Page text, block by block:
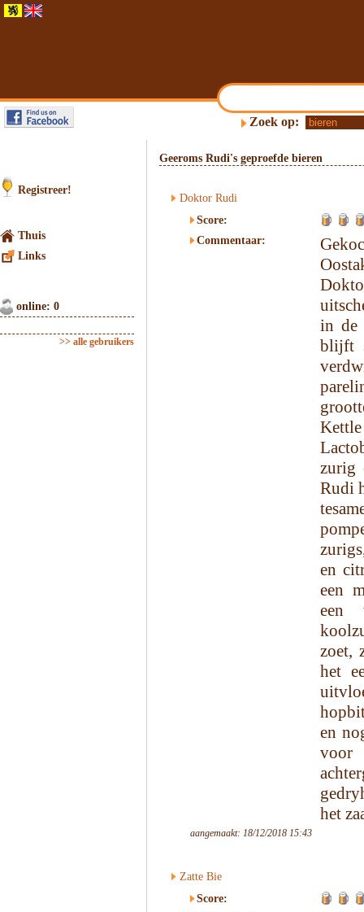
Zoek op:
Registreer!
Thuis
Links
online: 0
>> alle gebruikers
Geeroms Rudi's geproefde bieren
Doktor Rudi
Score:
Commentaar:
in de
blijft
zurig
Rudi
en
een
een
zoet,
het
en
voor
het
aangemaakt: 18/12/2018 15:43
Zatte Bie
Score: